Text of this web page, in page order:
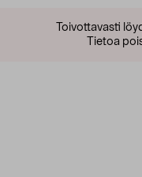
Toivottavasti
Tietoa